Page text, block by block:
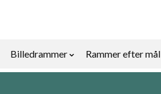
Billedrammer
Rammer efter mål